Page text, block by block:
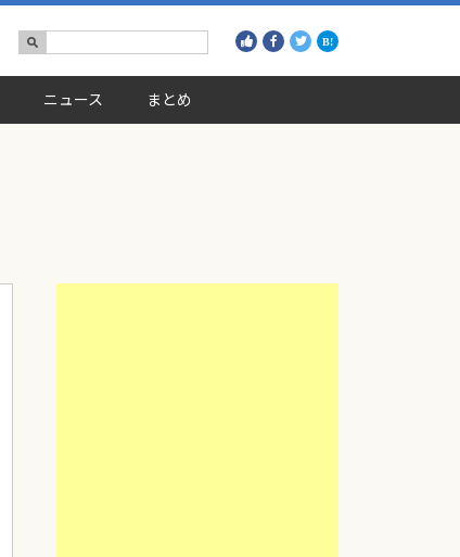
ニュース まとめ